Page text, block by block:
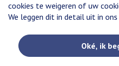
cookies te weigeren of uw
We leggen dit in detail uit in ons
Oké, ik